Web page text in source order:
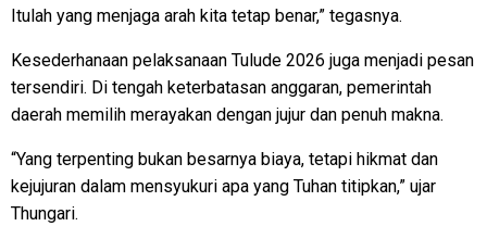
Itulah yang menjaga arah kita tetap benar,” tegasnya.
Kesederhanaan pelaksanaan Tulude 2026 juga menjadi pesan
tersendiri. Di tengah keterbatasan anggaran, pemerintah
daerah memilih merayakan dengan jujur dan penuh makna.
“Yang terpenting bukan besarnya biaya, tetapi hikmat dan
kejujuran dalam mensyukuri apa yang Tuhan titipkan,” ujar
Thungari.